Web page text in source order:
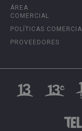
ÁREA
COMERCIAL
POLÍTICAS
PROVEEDORES